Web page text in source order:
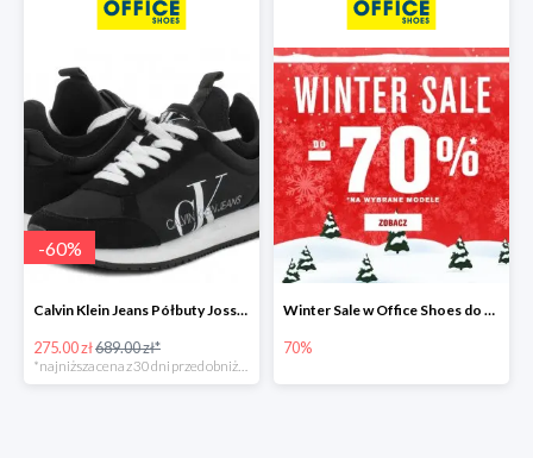
-60%
Calvin Klein Jeans Półbuty Josslyn -60%
275.00 zł689.00 zł*
Winter Sale w Office Shoes do -70%
70%